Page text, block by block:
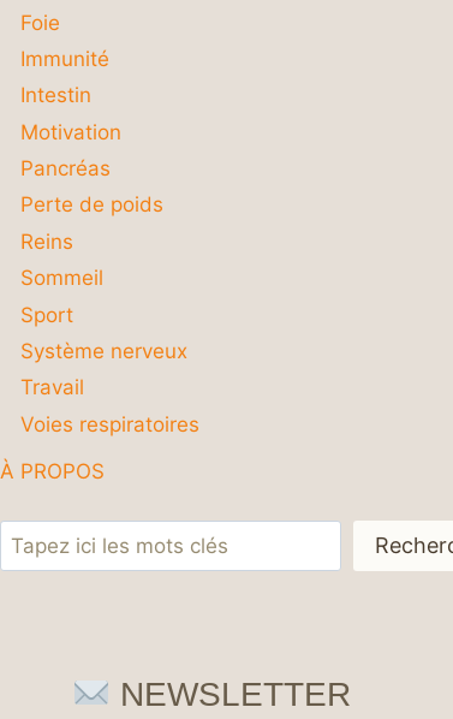
Foie
Immunité
Intestin
Motivation
Pancréas
Perte de poids
Reins
Sommeil
Sport
Système nerveux
Travail
Voies respiratoires
À PROPOS
Rechercher
NEWSLETTER